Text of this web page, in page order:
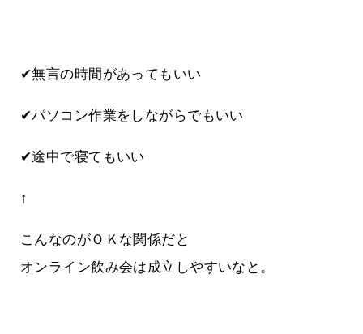
✔無言の時間があってもいい
✔パソコン作業をしながらでもいい
✔途中で寝てもいい
↑
こんなのがＯＫな関係だと
オンライン飲み会は成立しやすいなと。